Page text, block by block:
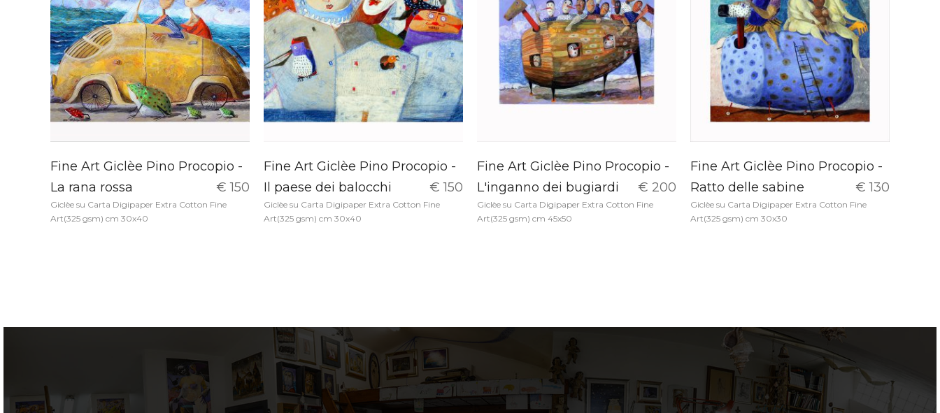
Fine Art Giclèe Pino Procopio -
La rana rossa
€ 150
Giclèe su Carta Digipaper Extra Cotton Fine
Art(325 gsm) cm 30x40
Fine Art Giclèe Pino Procopio -
Il paese dei balocchi
€ 150
Giclèe su Carta Digipaper Extra Cotton Fine
Art(325 gsm) cm 30x40
Fine Art Giclèe Pino Procopio -
L'inganno dei bugiardi
€ 200
Giclèe su Carta Digipaper Extra Cotton Fine
Art(325 gsm) cm 45x50
Fine Art Giclèe Pino Procopio -
Ratto delle sabine
€ 130
Giclèe su Carta Digipaper Extra Cotton Fine
Art(325 gsm) cm 30x30